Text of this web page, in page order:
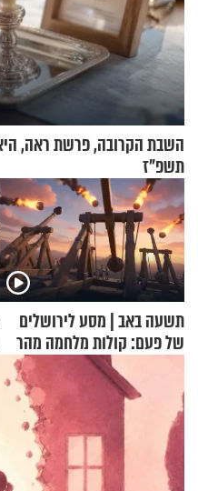
השבת הקרובה, פרשת ראה,
תשפ"ז
תשעה באב | מסע לירושלים
של פעם: קולות מלחמה מהר